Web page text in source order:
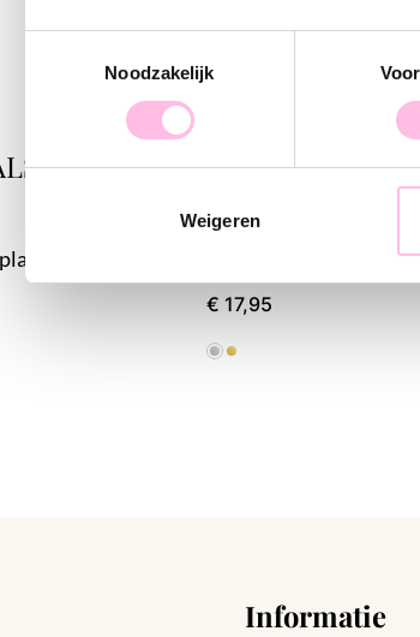
Noodzakelijk
Weigeren
LOVE...
snake - zilver
€ 17,95
Informatie